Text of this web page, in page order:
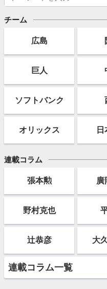
チーム
広島
巨人
ソフトバンク
オリックス 日
連載コラム
張本勲 廣
野村克也
辻恭彦 大
連載コラム一覧